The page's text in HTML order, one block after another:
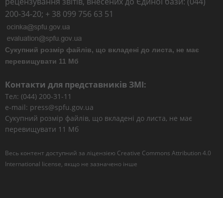
200-34-20; + 38 099 756 63 51
Сукупний розмір файлів, що вкладені до листа, не має
перевищувати 11 Мб
Контакти для представників ЗМІ:
Тел: (044) 200-31-11
e-mail: press@spfu.gov.ua
Сукупний розмір файлів, що вкладені до листа, не має
перевищувати 11 Мб
Весь контент доступний за ліцензією Creative Commons Attribution 4.0
International license, якщо не зазначено інше